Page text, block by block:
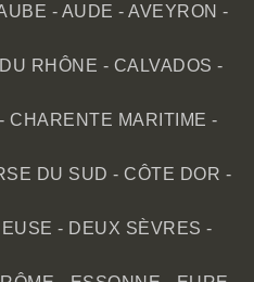
- AUDE -AVEYRON -
RHÔNE - CALVADOS -
-CHARENTE MARITIME -
DU SUD - CÔTE DOR -
- DEUX SÈVRES -